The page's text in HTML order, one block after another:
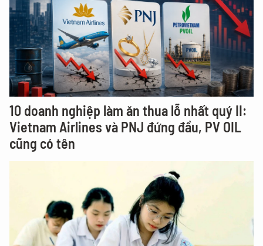
10 doanh nghiệp làm ăn thua lỗ nhất quý II:
Vietnam Airlines và PNJ đứng đầu, PV OIL
cũng có tên